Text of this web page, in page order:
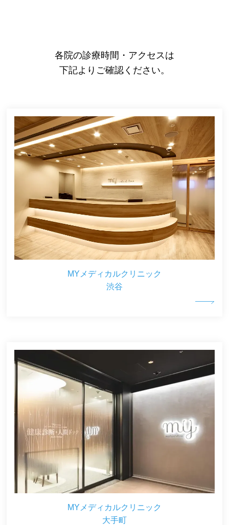
各院の診療時間・アクセスは
下記よりご確認ください。
MYメディカルクリニック
渋谷
MYメディカルクリニック
大手町